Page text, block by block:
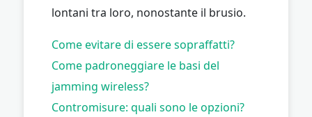
lontani tra loro, nonostante il brusio.
Come evitare di essere sopraffatti?
Come padroneggiare le basi del
jamming wireless?
Contromisure: quali sono le opzioni?